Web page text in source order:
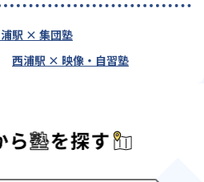
駅 × 集団塾
西浦駅 × 映像・自習塾